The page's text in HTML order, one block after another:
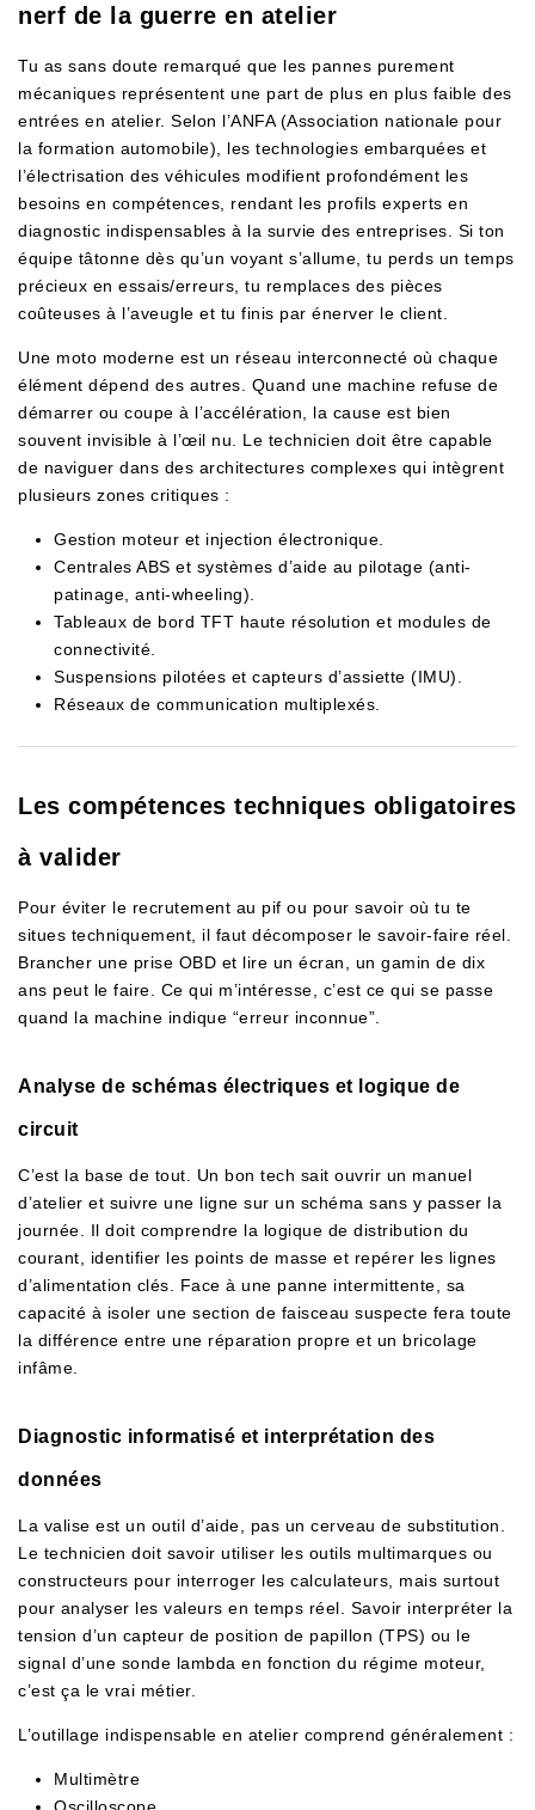
nerf de la guerre en atelier
Tu as sans doute remarqué que les pannes purement
mécaniques représentent une part de plus en plus faible des
entrées en atelier. Selon l’ANFA (Association nationale pour
la formation automobile), les technologies embarquées et
l’électrisation des véhicules modifient profondément les
besoins en compétences, rendant les profils experts en
diagnostic indispensables à la survie des entreprises. Si ton
équipe tâtonne dès qu’un voyant s’allume, tu perds un temps
précieux en essais/erreurs, tu remplaces des pièces
coûteuses à l’aveugle et tu finis par énerver le client.
Une moto moderne est un réseau interconnecté où chaque
élément dépend des autres. Quand une machine refuse de
démarrer ou coupe à l’accélération, la cause est bien
souvent invisible à l’œil nu. Le technicien doit être capable
de naviguer dans des architectures complexes qui intègrent
plusieurs zones critiques :
Gestion moteur et injection électronique.
Centrales ABS et systèmes d’aide au pilotage (anti-
patinage, anti-wheeling).
Tableaux de bord TFT haute résolution et modules de
connectivité.
Suspensions pilotées et capteurs d’assiette (IMU).
Réseaux de communication multiplexés.
Les compétences techniques obligatoires
à valider
Pour éviter le recrutement au pif ou pour savoir où tu te
situes techniquement, il faut décomposer le savoir-faire réel.
Brancher une prise OBD et lire un écran, un gamin de dix
ans peut le faire. Ce qui m’intéresse, c’est ce qui se passe
quand la machine indique “erreur inconnue”.
Analyse de schémas électriques et logique de
circuit
C’est la base de tout. Un bon tech sait ouvrir un manuel
d’atelier et suivre une ligne sur un schéma sans y passer la
journée. Il doit comprendre la logique de distribution du
courant, identifier les points de masse et repérer les lignes
d’alimentation clés. Face à une panne intermittente, sa
capacité à isoler une section de faisceau suspecte fera toute
la différence entre une réparation propre et un bricolage
infâme.
Diagnostic informatisé et interprétation des
données
La valise est un outil d’aide, pas un cerveau de substitution.
Le technicien doit savoir utiliser les outils multimarques ou
constructeurs pour interroger les calculateurs, mais surtout
pour analyser les valeurs en temps réel. Savoir interpréter la
tension d’un capteur de position de papillon (TPS) ou le
signal d’une sonde lambda en fonction du régime moteur,
c’est ça le vrai métier.
L’outillage indispensable en atelier comprend généralement :
Multimètre
Oscilloscope